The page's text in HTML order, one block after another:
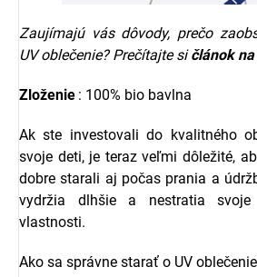
Zaujímajú vás dôvody, prečo
UV oblečenie? Prečítajte si článok
Zloženie : 100% bio bavlna
Ak ste investovali do kvalitného
svoje deti, je teraz veľmi dôležité,
dobre starali aj počas prania a
vydržia dlhšie a nestratia svoje
vlastnosti.
Ako sa správne starať o UV